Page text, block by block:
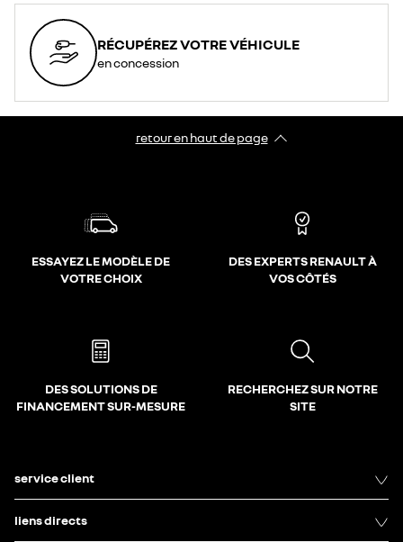
RÉCUPÉREZ VOTRE VÉHICULE
en concession
retour en haut de page​
ESSAYEZ LE MODÈLE DE
VOTRE CHOIX
DES EXPERTS RENAULT À
VOS CÔTÉS
DES SOLUTIONS DE
FINANCEMENT SUR-MESURE
RECHERCHEZ SUR NOTRE
SITE
service client
liens directs